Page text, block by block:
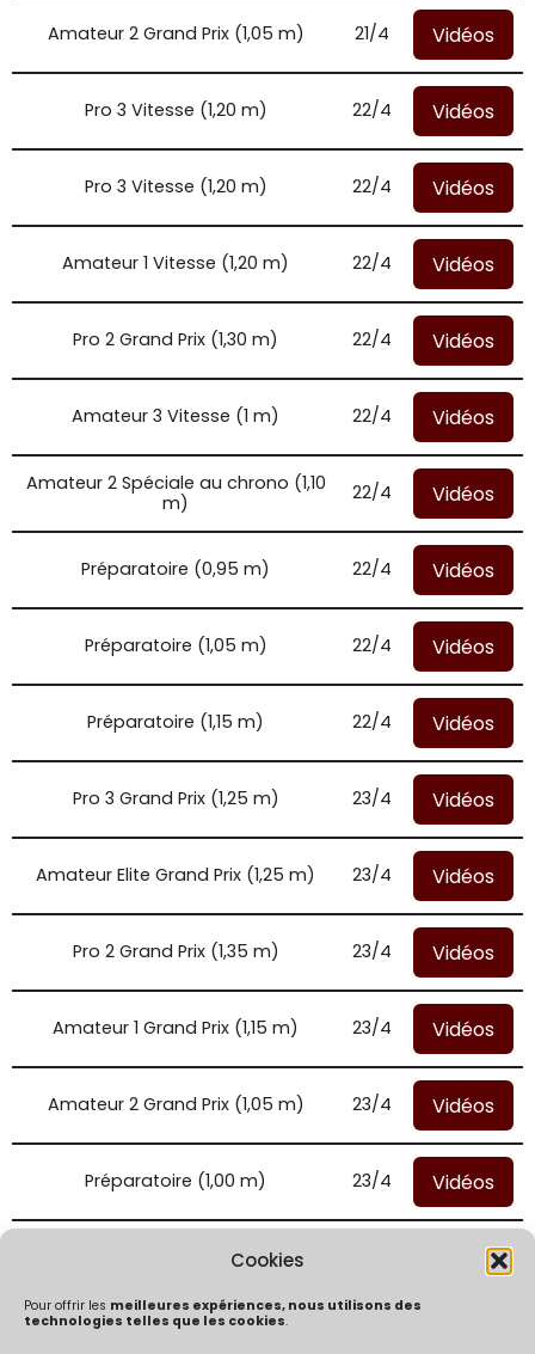
Cookies
Pour offrir les meilleures expériences, nous utilisons des
technologies telles que les cookies.
Amateur 2 Grand Prix (1,05 m) 21/4 Vidéos
Pro 3 Vitesse (1,20 m) 22/4 Vidéos
Pro 3 Vitesse (1,20 m) 22/4 Vidéos
Amateur 1 Vitesse (1,20 m) 22/4 Vidéos
Pro 2 Grand Prix (1,30 m) 22/4 Vidéos
Amateur 3 Vitesse (1 m) 22/4 Vidéos
Amateur 2 Spéciale au chrono (1,10
m)
22/4 Vidéos
Préparatoire (0,95 m) 22/4 Vidéos
Préparatoire (1,05 m) 22/4 Vidéos
Préparatoire (1,15 m) 22/4 Vidéos
Pro 3 Grand Prix (1,25 m) 23/4 Vidéos
Amateur Elite Grand Prix (1,25 m) 23/4 Vidéos
Pro 2 Grand Prix (1,35 m) 23/4 Vidéos
Amateur 1 Grand Prix (1,15 m) 23/4 Vidéos
Amateur 2 Grand Prix (1,05 m) 23/4 Vidéos
Préparatoire (1,00 m) 23/4 Vidéos
Préparatoire (1,15 m) Vidéos